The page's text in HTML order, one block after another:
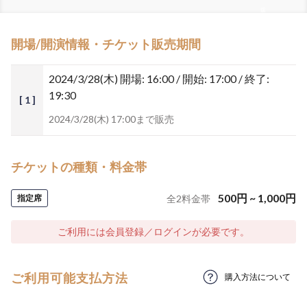
開場/開演情報・チケット販売期間
[ 1 ]
2024/3/28(木) 開場: 16:00 / 開始: 17:00 / 終了:
19:30
2024/3/28(木) 17:00まで販売
チケットの種類・料金帯
指定席 全2料金帯 500円 ~ 1,000円
ご利用には会員登録／ログインが必要です。
ご利用可能支払方法 購入方法について